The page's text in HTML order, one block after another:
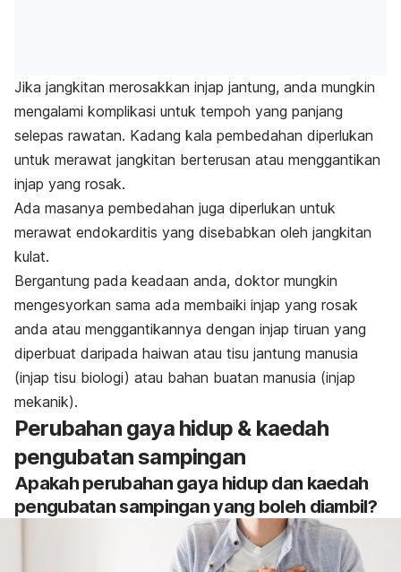
Jika jangkitan merosakkan injap jantung, anda mungkin
mengalami komplikasi untuk tempoh yang panjang
selepas rawatan. Kadang kala pembedahan diperlukan
untuk merawat jangkitan berterusan atau menggantikan
injap yang rosak.
Ada masanya pembedahan juga diperlukan untuk
merawat endokarditis yang disebabkan oleh jangkitan
kulat.
Bergantung pada keadaan anda, doktor mungkin
mengesyorkan sama ada membaiki injap yang rosak
anda atau menggantikannya dengan injap tiruan yang
diperbuat daripada haiwan atau tisu jantung manusia
(injap tisu biologi) atau bahan buatan manusia (injap
mekanik).
Perubahan gaya hidup & kaedah
pengubatan sampingan
Apakah perubahan gaya hidup dan kaedah
pengubatan sampingan yang boleh diambil?